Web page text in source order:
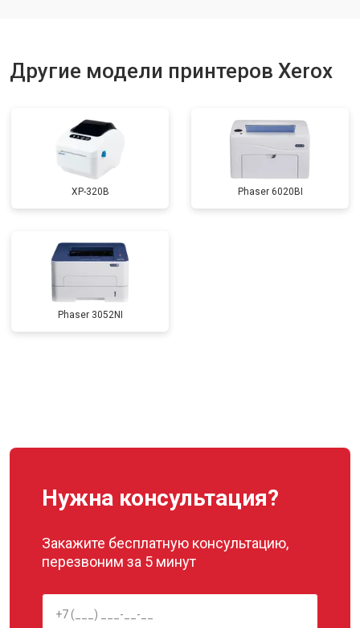
Другие модели принтеров Xerox
XP-320B Phaser 6020BI
Phaser 3052NI
Нужна консультация?
Закажите бесплатную консультацию,
перезвоним за 5 минут